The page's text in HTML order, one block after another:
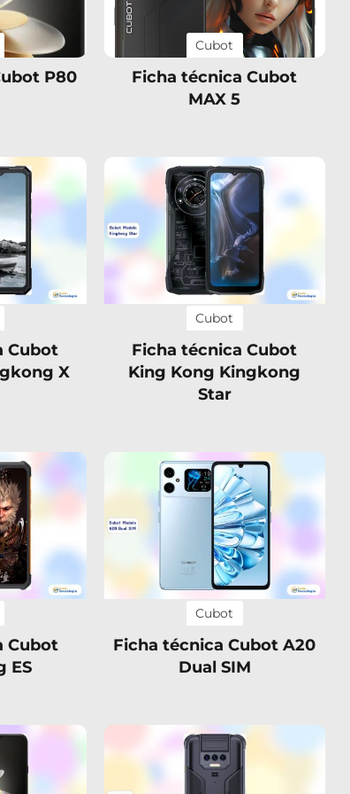
P80
Cubot
Ficha técnica Cubot
MAX 5
Cubot
X
Cubot
Ficha técnica Cubot
King Kong Kingkong
Star
Cubot
ES
Cubot
Ficha técnica Cubot A20
Dual SIM